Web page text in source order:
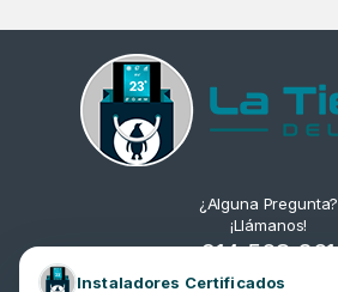
¿Alguna Pregunta?
¡Llámanos!
914 568 361
Instaladores Certificados